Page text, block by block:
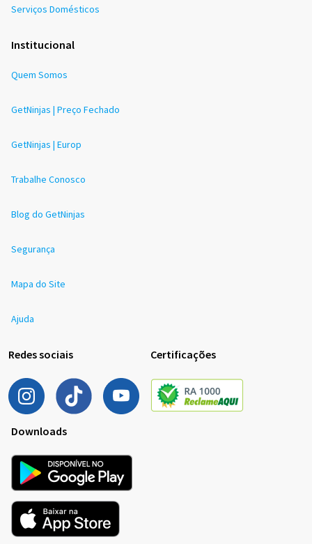
Serviços Domésticos
Institucional
Quem Somos
GetNinjas | Preço Fechado
GetNinjas | Europ
Trabalhe Conosco
Blog do GetNinjas
Segurança
Mapa do Site
Ajuda
Redes sociais Certificações
Downloads